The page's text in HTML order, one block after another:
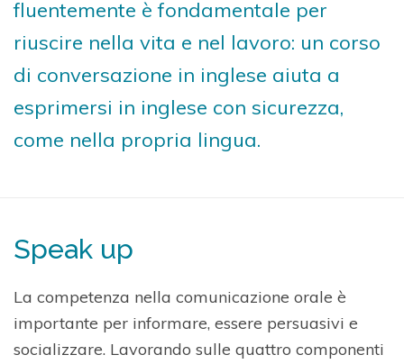
fluentemente è fondamentale per
riuscire nella vita e nel lavoro: un corso
di conversazione in inglese aiuta a
esprimersi in inglese con sicurezza,
come nella propria lingua.
Speak up
La competenza nella comunicazione orale è
importante per informare, essere persuasivi e
socializzare. Lavorando sulle quattro componenti